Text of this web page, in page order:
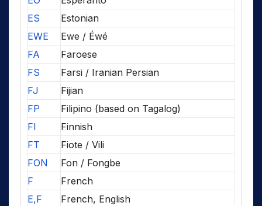
ES
Estonian
EWE
Ewe / Éwé
FA
Faroese
FS
Farsi / Iranian Persian
FJ
Fijian
FP
Filipino (based on Tagalog)
FI
Finnish
FT
Fiote / Vili
FON
Fon / Fongbe
F
French
E,F
French, English